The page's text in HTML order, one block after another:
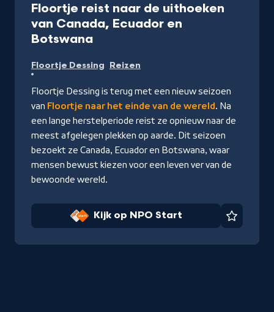
Floortje reist naar de uithoeken
van Canada, Ecuador en
Botswana-
op
NPO
Start
Floortje Dessing Reizen
Floortje Dessing is terug met een nieuw seizoen
van Floortje naar het einde van de wereld. Na
een lange herstelperiode reist ze opnieuw naar de
meest afgelegen plekken op aarde. Dit seizoen
bezoekt ze Canada, Ecuador en Botswana, waar
mensen bewust kiezen voor een leven ver van de
bewoonde wereld.
Kijk op NPO Start